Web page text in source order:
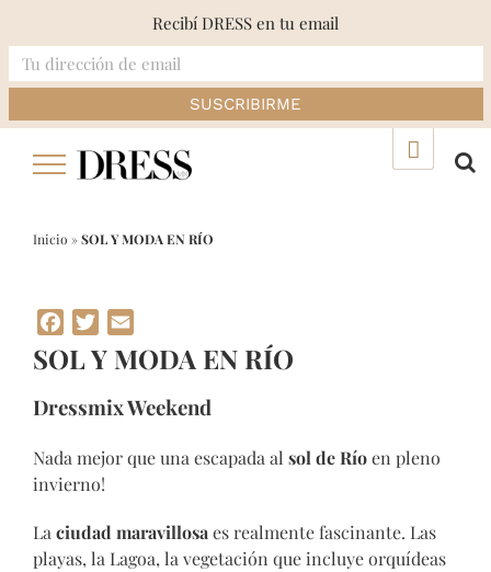
Inicio »SOL Y MODA EN RÍO
Facebook
Twitter
SOL Y MODA EN RÍO
Dressmix Weekend
Nada mejor que una escapada al sol de Ríoen pleno
invierno!
La ciudad maravillosa es realmente fascinante. Las
playas, la Lagoa, la vegetación que incluye orquídeas
Recibí DRESS en tu email